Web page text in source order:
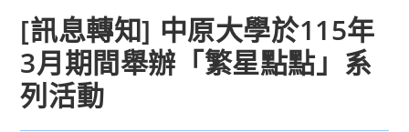
[訊息轉知] 中原大學於115年
3月期間舉辦「繁星點點」系
列活動